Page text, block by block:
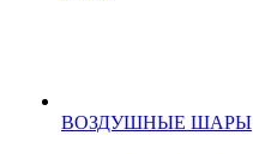
ВОЗДУШНЫЕ ШАРЫ